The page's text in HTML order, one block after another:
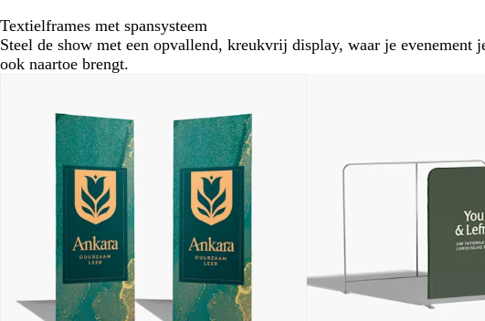
Textielframes met spansysteem
Steel de show met een opvallend, kreukvrij display, waar je evenement
ook naartoe brengt.